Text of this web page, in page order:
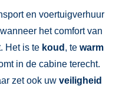
en voertuigverhuur
het comfort van
Het is te koud , te warm
in de cabine terecht.
zet ook uw veiligheid